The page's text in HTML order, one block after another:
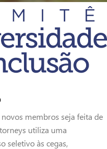
membros seja feita de
utiliza uma
seletivo às cegas,